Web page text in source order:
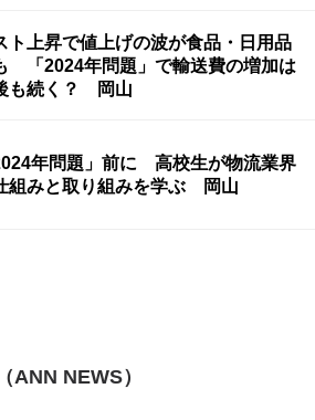
ト上昇で値上げの波が食品・日用品
「2024年問題」で輸送費の増加は
も続く？ 岡山
年問題」前に 高校生が物流業界
組みと取り組みを学ぶ 岡山
ANN NEWS）